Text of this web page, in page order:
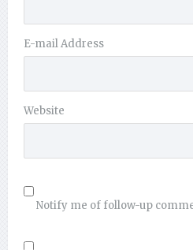
E-mail Address
Website
Notify me of follow-up